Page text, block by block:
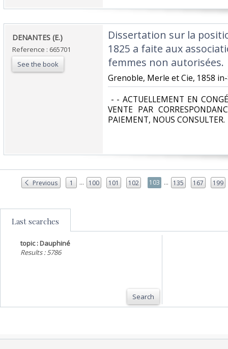
‎DENANTES (E.)‎
Reference : 665701
See the book
‎Dissertation sur la
1825 a faite aux
femmes non autorisées.‎
‎Grenoble, Merle et Cie, 1858
- - ACTUELLEMENT EN
VENTE PAR
PAIEMENT, NOUS CONSULTER.‎
Previous 1 ... 100 101 102 103 ... 135 167 199
Last searches
topic : Dauphiné
Results : 5786
Search